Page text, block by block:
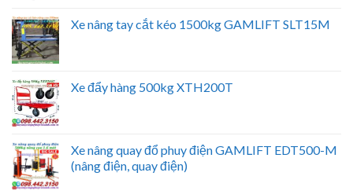
Xe nâng tay cắt kéo 1500kg GAMLIFT SLT15M
Xe đẩy hàng 500kg XTH200T
Xe nâng quay đổ phuy điện GAMLIFT EDT500-M
(nâng điện, quay điện)